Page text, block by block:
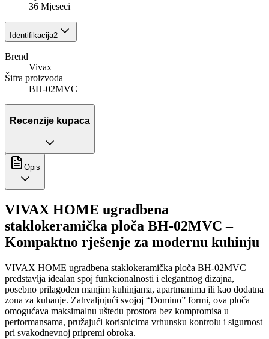
36 Mjeseci
Identifikacija2
Brend
Vivax
Šifra proizvoda
BH-02MVC
Recenzije kupaca
Opis
VIVAX HOME ugradbena
staklokeramička ploča BH-02MVC –
Kompaktno rješenje za modernu kuhinju
VIVAX HOME ugradbena staklokeramička ploča BH-02MVC
predstavlja idealan spoj funkcionalnosti i elegantnog dizajna,
posebno prilagođen manjim kuhinjama, apartmanima ili kao dodatna
zona za kuhanje. Zahvaljujući svojoj “Domino” formi, ova ploča
omogućava maksimalnu uštedu prostora bez kompromisa u
performansama, pružajući korisnicima vrhunsku kontrolu i sigurnost
pri svakodnevnoj pripremi obroka.